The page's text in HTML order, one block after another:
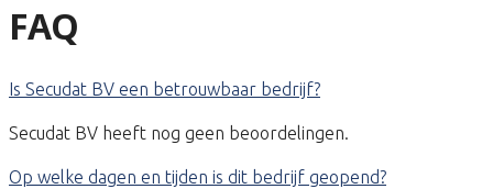
FAQ
Is Secudat BV een betrouwbaar bedrijf?
Secudat BV heeft nog geen beoordelingen.
Op welke dagen en tijden is dit bedrijf geopend?